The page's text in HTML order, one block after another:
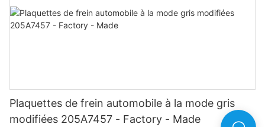
Plaquettes de frein automobile à la mode gris
modifiées 205A7457 - Factory - Made